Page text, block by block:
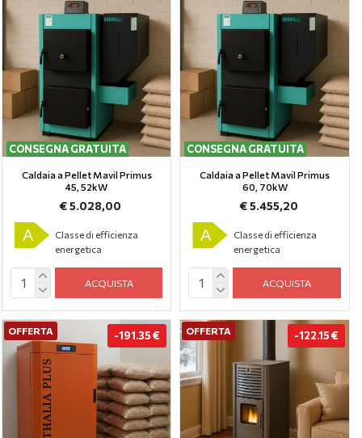
CONSEGNA GRATUITA
Caldaia a Pellet Mavil Primus
45, 52kW
€ 5.028,00
A
Classe di efficienza
energetica
ACQUISTA
CONSEGNA GRATUITA
Caldaia a Pellet Mavil Primus
60, 70kW
€ 5.455,20
A
Classe di efficienza
energetica
ACQUISTA
OFFERTA -191.35 € OFFERTA -122.15 €